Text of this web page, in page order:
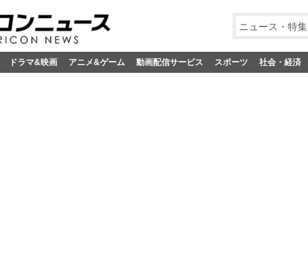
ニュース・特集
ドラマ&映画 アニメ&ゲーム 動画配信サービス スポーツ 社会・経済